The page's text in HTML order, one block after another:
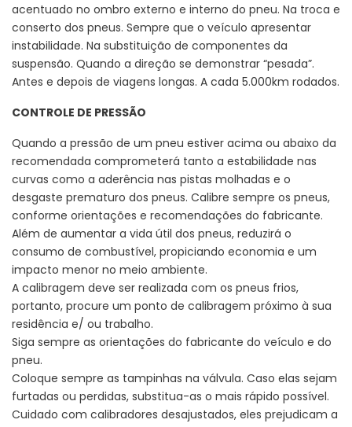
acentuado no ombro externo e interno do pneu. Na troca e
conserto dos pneus. Sempre que o veículo apresentar
instabilidade. Na substituição de componentes da
suspensão. Quando a direção se demonstrar “pesada”.
Antes e depois de viagens longas. A cada 5.000km rodados.
CONTROLE DE PRESSÃO
Quando a pressão de um pneu estiver acima ou abaixo da
recomendada comprometerá tanto a estabilidade nas
curvas como a aderência nas pistas molhadas e o
desgaste prematuro dos pneus. Calibre sempre os pneus,
conforme orientações e recomendações do fabricante.
Além de aumentar a vida útil dos pneus, reduzirá o
consumo de combustível, propiciando economia e um
impacto menor no meio ambiente.
A calibragem deve ser realizada com os pneus frios,
portanto, procure um ponto de calibragem próximo à sua
residência e/ ou trabalho.
Siga sempre as orientações do fabricante do veículo e do
pneu.
Coloque sempre as tampinhas na válvula. Caso elas sejam
furtadas ou perdidas, substitua-as o mais rápido possível.
Cuidado com calibradores desajustados, eles prejudicam a